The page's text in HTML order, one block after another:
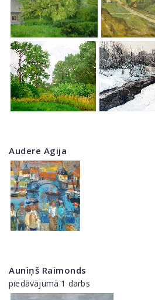
Audere Agija
Auniņš Raimonds
piedāvājumā 1 darbs